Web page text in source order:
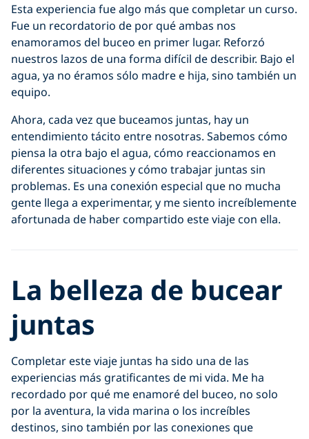
Esta experiencia fue algo más que completar un curso.
Fue un recordatorio de por qué ambas nos
enamoramos del buceo en primer lugar. Reforzó
nuestros lazos de una forma difícil de describir. Bajo el
agua, ya no éramos sólo madre e hija, sino también un
equipo.
Ahora, cada vez que buceamos juntas, hay un
entendimiento tácito entre nosotras. Sabemos cómo
piensa la otra bajo el agua, cómo reaccionamos en
diferentes situaciones y cómo trabajar juntas sin
problemas. Es una conexión especial que no mucha
gente llega a experimentar, y me siento increíblemente
afortunada de haber compartido este viaje con ella.
La belleza de bucear
juntas
Completar este viaje juntas ha sido una de las
experiencias más gratificantes de mi vida. Me ha
recordado por qué me enamoré del buceo, no solo
por la aventura, la vida marina o los increíbles
destinos, sino también por las conexiones que